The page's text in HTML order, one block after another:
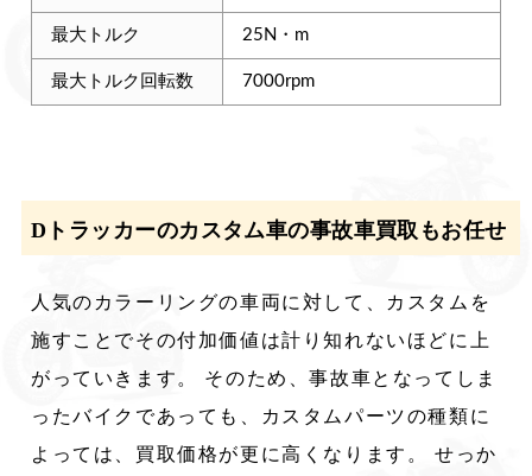
最大トルク 25N・m
最大トルク回転数 7000rpm
Dトラッカーのカスタム車の事故車買取もお任せ
人気のカラーリングの車両に対して、カスタムを
施すことでその付加価値は計り知れないほどに上
がっていきます。 そのため、事故車となってしま
ったバイクであっても、カスタムパーツの種類に
よっては、買取価格が更に高くなります。 せっか